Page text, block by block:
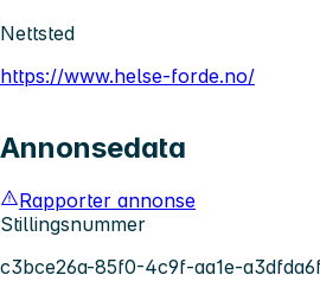
Nettsted
https://www.helse-forde.no/
Annonsedata
Rapporter annonse
Stillingsnummer
c3bce26a-85f0-4c9f-aa1e-